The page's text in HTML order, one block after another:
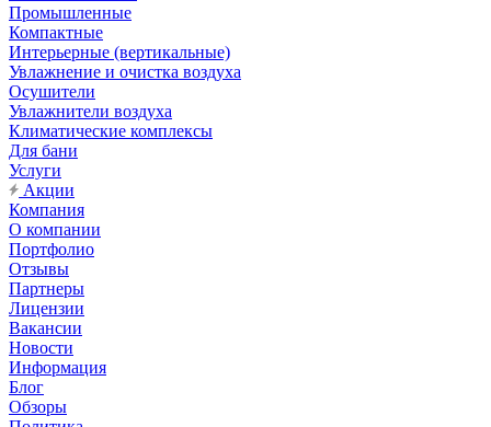
Промышленные
Компактные
Интерьерные (вертикальные)
Увлажнение и очистка воздуха
Осушители
Увлажнители воздуха
Климатические комплексы
Для бани
Услуги
Акции
Компания
О компании
Портфолио
Отзывы
Партнеры
Лицензии
Вакансии
Новости
Информация
Блог
Обзоры